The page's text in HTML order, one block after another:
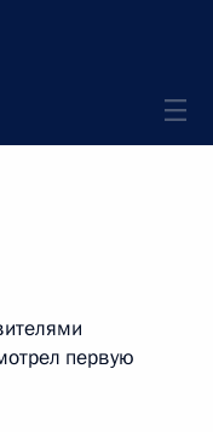
первую